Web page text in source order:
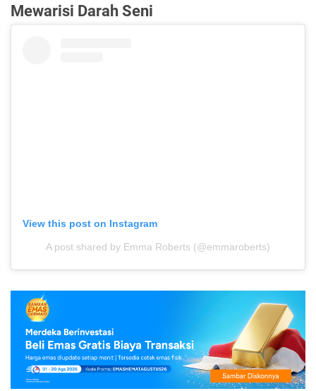
Mewarisi Darah Seni
View this post on Instagram
A post shared by Emma Roberts (@emmaroberts)